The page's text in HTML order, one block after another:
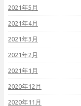
2021年5月
2021年4月
2021年3月
2021年2月
2021年1月
2020年12月
2020年11月